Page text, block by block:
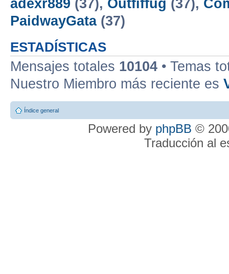
adexr889 (37), Outfiffug (37),
PaidwayGata(37)
ESTADÍSTICAS
Mensajes totales 10104 • Temas
Nuestro Miembro más reciente es
Índice general
Powered by phpBB ©
Traducción al